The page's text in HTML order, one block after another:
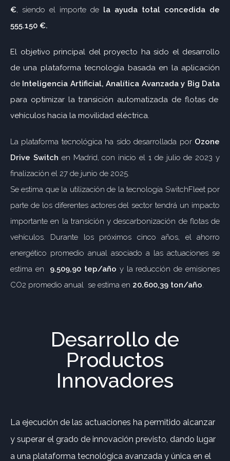
€, siendo el importe de la ayuda total concedida de
555.150 €.
El objetivo principal del proyecto ha sido el desarrollo
de una plataforma tecnología basada en la aplicación
de Inteligencia Artificial, Analítica Avanzada y Big Data
para optimizar la transición automatizada de flotas de
vehículos hacia la movilidad eléctrica.
La plataforma tecnológica ha sido desarrollada por Ozone
Drive Switch en Madrid, con inicio el 1 de julio de 2023 y
finalización el 27 de junio de 2025.
Se estima que la utilización de la tecnología SwitchFleet por
parte de los diferentes actores del sector tendrá un impacto
importante en la transición y descarbonización de flotas de
vehículos. Durante los próximos cinco años, el ahorro
energético promedio anual asociado a las actuaciones se
estima en 9.509,90 tep/año y la reducción de emisiones
CO2 promedio anual se estima en 20.600,39 ton/año.
Desarrollo de
Productos
Innovadores
La ejecución de las actuaciones ha permitido alcanzar
y superar el grado de innovación previsto, dando lugar
a una plataforma tecnológica avanzada y única en el